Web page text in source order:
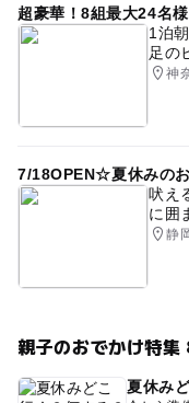
超豪華！8組最大24名
1泊
足の
神
7/18OPEN☆夏休みの
吠え
に囲
静
親子のおでかけ特集
夏休み